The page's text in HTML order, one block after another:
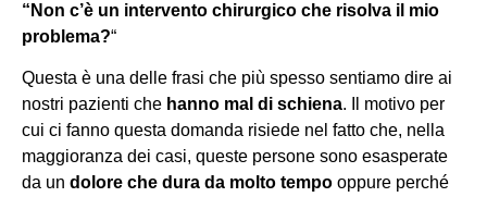
“Non c’è un intervento chirurgico che risolva il mio
problema?“
Questa è una delle frasi che più spesso sentiamo dire ai
nostri pazienti che hanno mal di schiena. Il motivo per
cui ci fanno questa domanda risiede nel fatto che, nella
maggioranza dei casi, queste persone sono esasperate
da un dolore che dura da molto tempo oppure perché